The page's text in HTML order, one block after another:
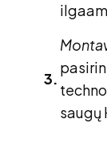
saugų